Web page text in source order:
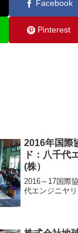
Facebook
Pinterest
2016年国際
ド：八千代
(株）
2016～17国際
代エンジニヤ